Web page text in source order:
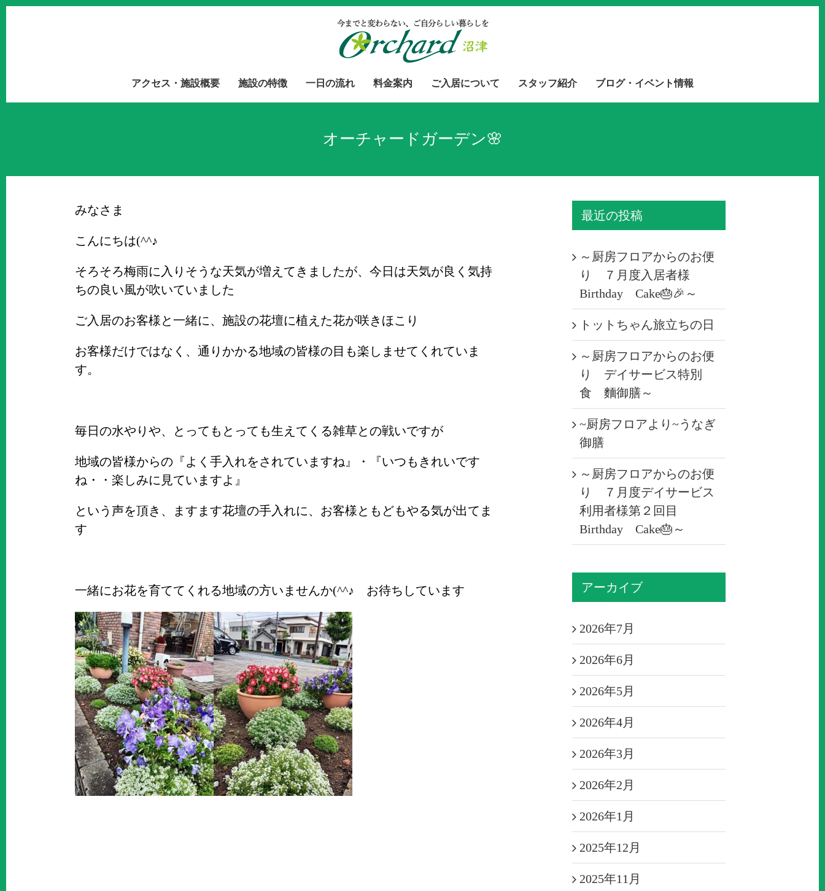
アクセス・施設概要 施設の特徴 一日の流れ 料金案内 ご入居について スタッフ紹介 ブログ・イベント情報
オーチャードガーデン🌸
みなさま
こんにちは(^^♪
そろそろ梅雨に入りそうな天気が増えてきましたが、今日は天気が良く気持
ちの良い風が吹いていました
ご入居のお客様と一緒に、施設の花壇に植えた花が咲きほこり
お客様だけではなく、通りかかる地域の皆様の目も楽しませてくれていま
す。
毎日の水やりや、とってもとっても生えてくる雑草との戦いですが
地域の皆様からの『よく手入れをされていますね』・『いつもきれいです
ね・・楽しみに見ていますよ』
という声を頂き、ますます花壇の手入れに、お客様ともどもやる気が出てま
す
一緒にお花を育ててくれる地域の方いませんか(^^♪ お待ちしています
最近の投稿
～厨房フロアからのお便
り ７月度入居者様
Birthday Cake🎂🎉～
トットちゃん旅立ちの日
～厨房フロアからのお便
り デイサービス特別
食 麵御膳～
~厨房フロアより~うなぎ
御膳
～厨房フロアからのお便
り ７月度デイサービス
利用者様第２回目
Birthday Cake🎂～
アーカイブ
2026年7月
2026年6月
2026年5月
2026年4月
2026年3月
2026年2月
2026年1月
2025年12月
2025年11月